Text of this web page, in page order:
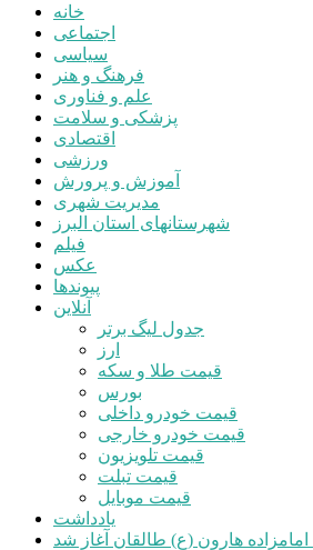
خانه
اجتماعی
سیاسی
فرهنگ و هنر
علم و فناوری
پزشکی و سلامت
اقتصادی
ورزشی
آموزش و پرورش
مدیریت شهری
شهرستانهای استان البرز
فیلم
عکس
پیوندها
آنلاین
جدول لیگ برتر
ارز
قیمت طلا و سکه
بورس
قیمت خودرو داخلی
قیمت خودرو خارجی
قیمت تلویزیون
قیمت تبلت
قیمت موبایل
یادداشت
هارون (ع) طالقان آغاز شد